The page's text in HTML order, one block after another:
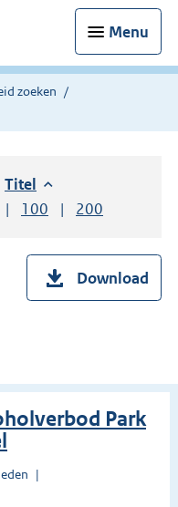
Menu
zoeken
Sorteer op:
Titel aflopend
paginaper pagina
resultaten per pagina
Toon
100 resultaten per
Toon
200
Download
Park